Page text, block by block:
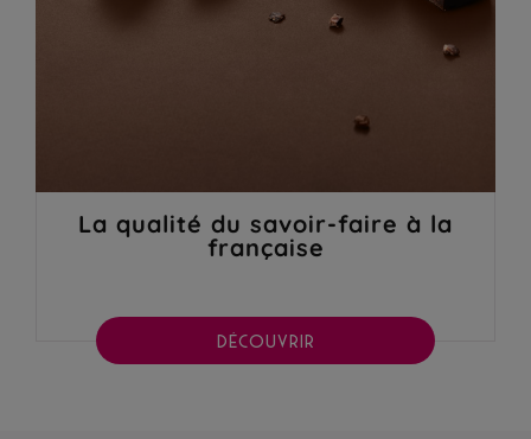
La qualité du savoir-faire à la
française
DÉCOUVRIR